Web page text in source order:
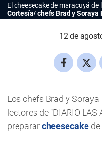
El cheesecake de maracuyá
Cortesía/ chefs Brad y Soraya
12 de
Los chefs Brad y
lectores de "DIARIO
prepararcheesecake